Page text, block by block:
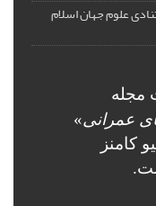
علوم جهان اسلام
مجله
عمرانی»
کامنز